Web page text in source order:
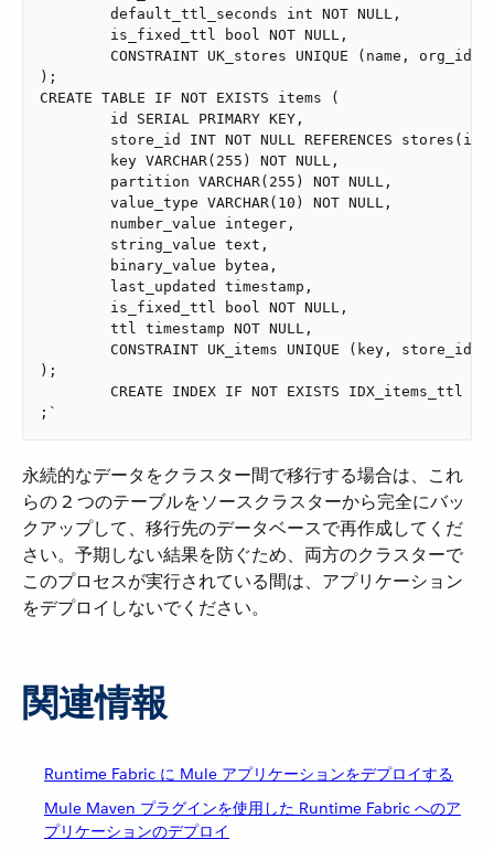
);
CREATE TABLE IF NOT EXISTS items (
);
;`
永続的なデータをクラスター間で移行する場合は、これ
らの 2 つのテーブルをソースクラスターから完全にバッ
クアップして、移行先のデータベースで再作成してくだ
さい。予期しない結果を防ぐため、両方のクラスターで
このプロセスが実行されている間は、アプリケーション
をデプロイしないでください。
関連情報
Runtime Fabric に Mule アプリケーションをデプロイする
Mule Maven プラグインを使用した Runtime Fabric へのア
プリケーションのデプロイ